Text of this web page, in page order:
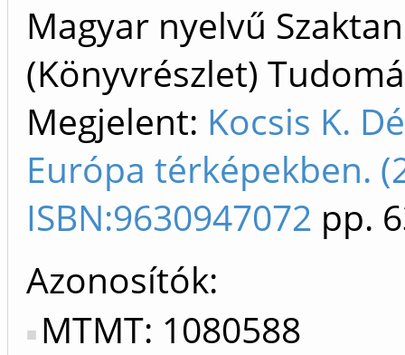
Magyar nyelvű
(Könyvrészlet)
Megjelent: Kocsis K.
Európa térképekben.
ISBN:9630947072 pp.
Azonosítók
MTMT: 1080588